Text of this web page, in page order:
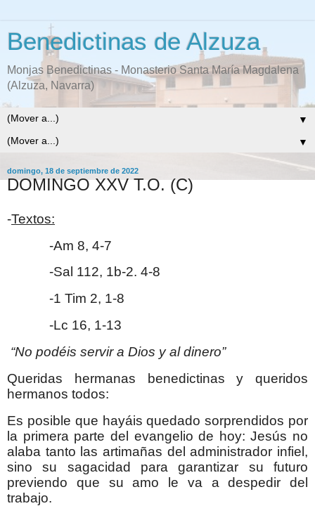
Benedictinas de Alzuza
Monjas Benedictinas - Monasterio Santa María Magdalena
(Alzuza, Navarra)
▼
▼
domingo, 18 de septiembre de 2022
DOMINGO XXV T.O. (C)
-Textos:
-Am 8, 4-7
-Sal 112, 1b-2. 4-8
-1 Tim 2, 1-8
-Lc 16, 1-13
“No podéis servir a Dios y al dinero”
Queridas hermanas benedictinas y queridos
hermanos todos:
Es posible que hayáis quedado sorprendidos por
la primera parte del evangelio de hoy: Jesús no
alaba tanto las artimañas del administrador infiel,
sino su sagacidad para garantizar su futuro
previendo que su amo le va a despedir del
trabajo.